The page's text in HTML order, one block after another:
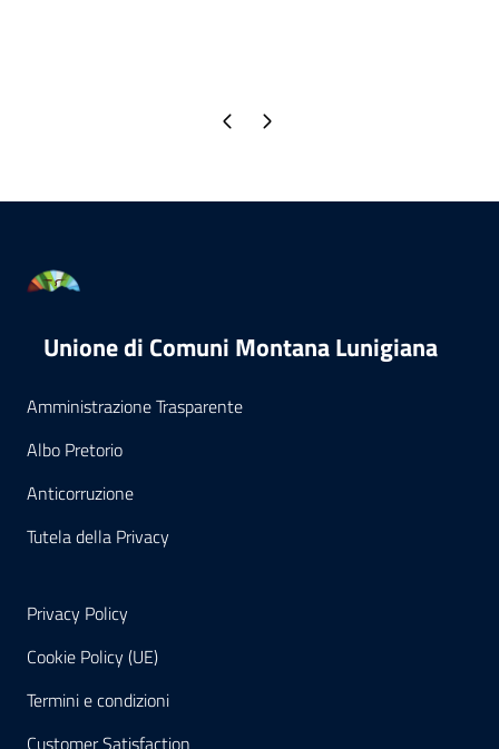
Pagina precedente
Pagina successiva
Unione di Comuni Montana Lunigiana
Amministrazione Trasparente
Albo Pretorio
Anticorruzione
Tutela della Privacy
Privacy Policy
Cookie Policy (UE)
Termini e condizioni
Customer Satisfaction